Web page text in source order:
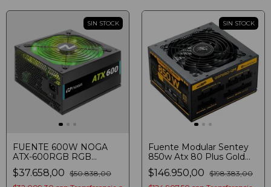
SIN STOCK
FUENTE 600W NOGA
ATX-600RGB RGB
NEGRA - Color: Negro
$37.658,00 $50.838,00
SIN STOCK
Fuente Modular Sentey
850w Atx 80 Plus Gold
Gsp850-gm Cables
Negro
$146.950,00 $198.383,00